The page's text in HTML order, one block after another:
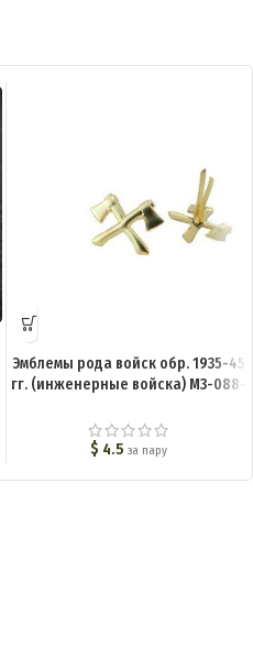
Эмблемы рода войск обр. 1935-45
гг. (инженерные войска) M3-088-
$ 4.5 за пару